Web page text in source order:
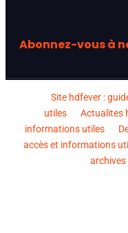
Abonnez-vous à
Site hdfever :
utiles
Actualites
informations utiles
accès et informations